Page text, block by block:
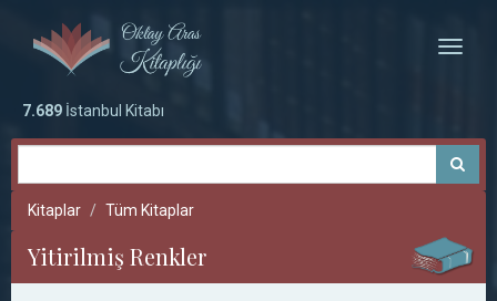
Toggle
7.689 İstanbul Kitabı
Kitaplar Tüm Kitaplar
Yitirilmiş Renkler